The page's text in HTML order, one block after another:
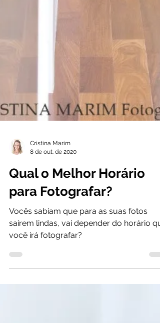
Cristina Marim
8 de out. de 2020
Qual o Melhor Horário
para Fotografar?
Vocês sabiam que para as suas fotos
você irá fotografar?